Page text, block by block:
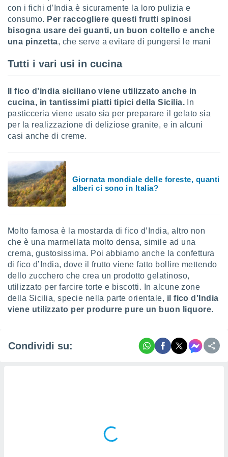
nostri
con i fichi d’India è sicuramente la loro pulizia e
consumo. Per raccogliere questi frutti spinosi
bisogna usare dei guanti, un buon coltello e anche
una pinzetta, che serve a evitare di pungersi le mani
Tutti i vari usi in cucina
Il fico d’india siciliano viene utilizzato anche in
cucina, in tantissimi piatti tipici della Sicilia. In
pasticceria viene usato sia per preparare il gelato sia
per la realizzazione di deliziose granite, e in alcuni
casi anche di creme.
Giornata mondiale delle foreste, quanti
alberi ci sono in Italia?
Molto famosa è la mostarda di fico d’India, altro non
che è una marmellata molto densa, simile ad una
crema, gustosissima. Poi abbiamo anche la confettura
di fico d’India, dove il frutto viene fatto bollire mettendo
dello zucchero che crea un prodotto gelatinoso,
utilizzato per farcire torte e biscotti. In alcune zone
della Sicilia, specie nella parte orientale, il fico d’India
viene utilizzato per produrre pure un buon liquore.
Condividi su: